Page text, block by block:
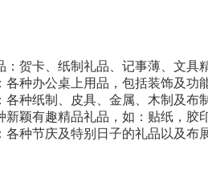
：贺卡、纸制礼品、记事薄、文具
各种办公桌上用品，包括装饰及功
各种纸制、皮具、金属、木制及布
新颖有趣精品礼品，如：贴纸，胶
各种节庆及特别日子的礼品以及布